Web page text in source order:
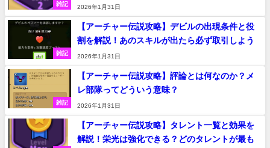
雑記
2026年1月31日
雑記
【アーチャー伝説攻略】デビルの出現条件と役
割を解説！あのスキルが出たら必ず取引しよう
2026年1月31日
雑記
【アーチャー伝説攻略】評論とは何なのか？メ
レ部隊ってどういう意味？
2026年1月31日
【アーチャー伝説攻略】タレント一覧と効果を
解説！栄光は強化できる？どのタレントが最も